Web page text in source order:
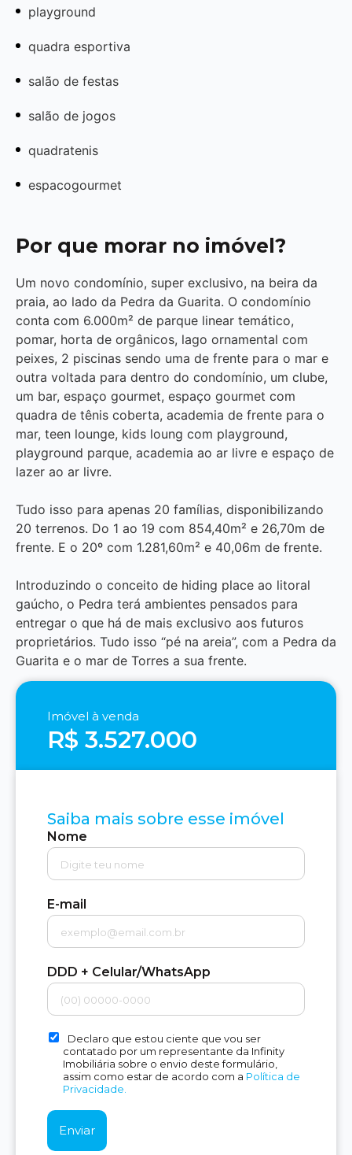
playground
quadra esportiva
salão de festas
salão de jogos
quadratenis
espacogourmet
Por que morar no imóvel?
Um novo condomínio, super exclusivo, na beira da
praia, ao lado da Pedra da Guarita. O condomínio
conta com 6.000m² de parque linear temático,
pomar, horta de orgânicos, lago ornamental com
peixes, 2 piscinas sendo uma de frente para o mar e
outra voltada para dentro do condomínio, um clube,
um bar, espaço gourmet, espaço gourmet com
quadra de tênis coberta, academia de frente para o
mar, teen lounge, kids loung com playground,
playground parque, academia ao ar livre e espaço de
lazer ao ar livre.
Tudo isso para apenas 20 famílias, disponibilizando
20 terrenos. Do 1 ao 19 com 854,40m² e 26,70m de
frente. E o 20º com 1.281,60m² e 40,06m de frente.
Introduzindo o conceito de hiding place ao litoral
gaúcho, o Pedra terá ambientes pensados para
entregar o que há de mais exclusivo aos futuros
proprietários. Tudo isso “pé na areia”, com a Pedra da
Guarita e o mar de Torres a sua frente.
Imóvel à venda
R$ 3.527.000
Saiba mais sobre esse imóvel
Nome
E-mail
DDD + Celular/WhatsApp
Declaro que estou ciente que vou ser
contatado por um representante da Infinity
Imobiliária sobre o envio deste formulário,
assim como estar de acordo com a Política de
Privacidade.